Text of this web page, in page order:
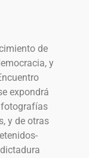
de
y
expondrá
fotografías
y de otras